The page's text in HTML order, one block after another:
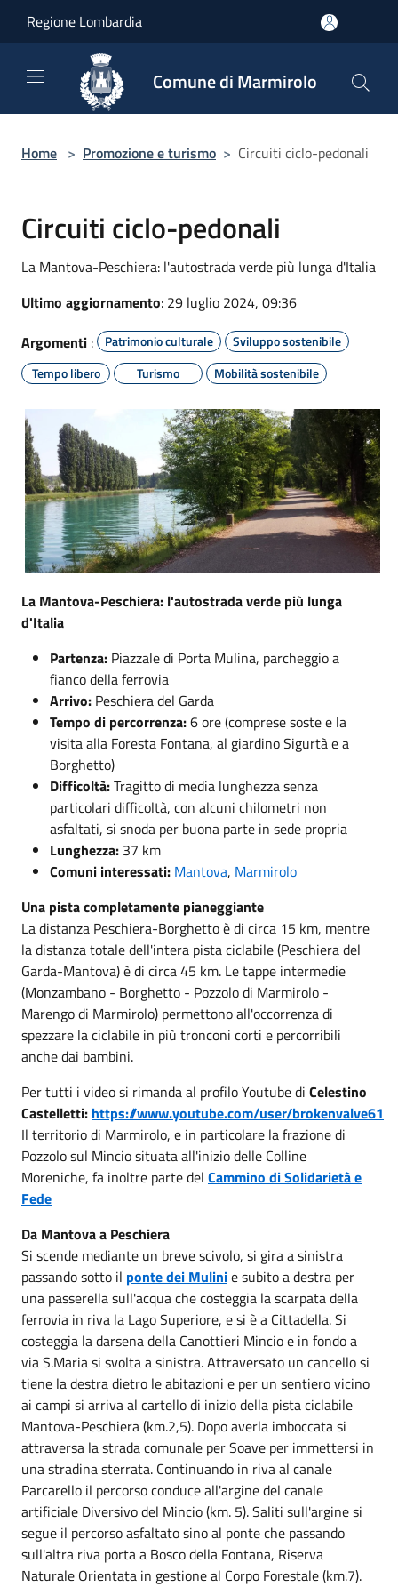
Regione Lombardia
Comune di Marmirolo
Home > Promozione e turismo > Circuiti ciclo-pedonali
Circuiti ciclo-pedonali
La Mantova-Peschiera: l'autostrada verde più lunga d'Italia
Ultimo aggiornamento: 29 luglio 2024, 09:36
Argomenti : Patrimonio culturale
Sviluppo sostenibile
Tempo libero
Turismo Mobilità sostenibile
La Mantova-Peschiera: l'autostrada verde più lunga
d'Italia
Partenza: Piazzale di Porta Mulina, parcheggio a
fianco della ferrovia
Arrivo: Peschiera del Garda
Tempo di percorrenza:6 ore (comprese soste e la
visita alla Foresta Fontana, al giardino Sigurtà e a
Borghetto)
Difficoltà:Tragitto di media lunghezza senza
particolari difficoltà, con alcuni chilometri non
asfaltati, si snoda per buona parte in sede propria
Lunghezza: 37 km
Comuni interessati: Mantova, Marmirolo
Una pista completamente pianeggiante
La distanza Peschiera-Borghetto è di circa 15 km, mentre
la distanza totale dell'intera pista ciclabile (Peschiera del
Garda-Mantova) è di circa 45 km. Le tappe intermedie
(Monzambano - Borghetto - Pozzolo di Marmirolo -
Marengo di Marmirolo) permettono all'occorrenza di
spezzare la ciclabile in più tronconi corti e percorribili
anche dai bambini.
Per tutti i video si rimanda al profilo Youtube di Celestino
Castelletti: https://www.youtube.com/user/brokenvalve61
Il territorio di Marmirolo, e in particolare la frazione di
Pozzolo sul Mincio situata all'inizio delle Colline
Moreniche, fa inoltre parte del Cammino di Solidarietà e
Fede
Da Mantova a Peschiera
Si scende mediante un breve scivolo, si gira a sinistra
passando sotto il ponte dei Mulinie subito a destra per
una passerella sull'acqua che costeggia la scarpata della
ferrovia in riva la Lago Superiore, e si è a Cittadella. Si
costeggia la darsena della Canottieri Mincio e in fondo a
via S.Maria si svolta a sinistra. Attraversato un cancello si
tiene la destra dietro le abitazioni e per un sentiero vicino
ai campi si arriva al cartello di inizio della pista ciclabile
Mantova-Peschiera (km.2,5). Dopo averla imboccata si
attraversa la strada comunale per Soave per immettersi in
una stradina sterrata. Continuando in riva al canale
Parcarello il percorso conduce all'argine del canale
artificiale Diversivo del Mincio (km. 5). Saliti sull'argine si
segue il percorso asfaltato sino al ponte che passando
sull'altra riva porta a Bosco della Fontana, Riserva
Naturale Orientata in gestione al Corpo Forestale (km.7).